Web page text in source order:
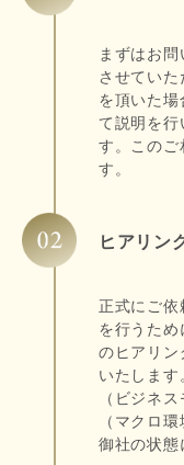
まずはお
させてい
を頂いた場
て説明を行
す。このご
す。
ヒアリン
正式にご
を行うた
のヒアリン
いたしま
（ビジネ
（マクロ
御社の状態